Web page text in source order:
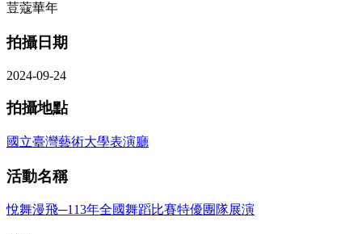
荳蔻華年
拍攝日期
2024-09-24
拍攝地點
國立臺灣藝術大學表演廳
活動名稱
悅舞漫飛─113年全國舞蹈比賽特優團隊展演